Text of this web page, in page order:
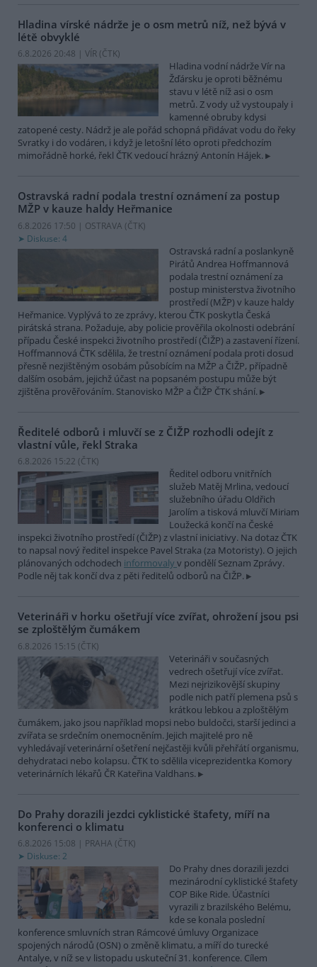
Hladina vírské nádrže je o osm metrů níž, než bývá v
létě obvyklé
6.8.2026 20:48 | VÍR (ČTK)
Hladina vodní nádrže Vír na
Žďársku je oproti běžnému
stavu v létě níž asi o osm
metrů. Z vody už vystoupaly i
kamenné obruby kdysi
zatopené cesty. Nádrž je ale pořád schopná přidávat vodu do řeky
Svratky i do vodáren, i když je letošní léto oproti předchozím
mimořádně horké, řekl ČTK vedoucí hrázný Antonín Hájek.
Ostravská radní podala trestní oznámení za postup
MŽP v kauze haldy Heřmanice
6.8.2026 17:50 | OSTRAVA (ČTK)
Diskuse: 4
Ostravská radní a poslankyně
Pirátů Andrea Hoffmannová
podala trestní oznámení za
postup ministerstva životního
prostředí (MŽP) v kauze haldy
Heřmanice. Vyplývá to ze zprávy, kterou ČTK poskytla Česká
pirátská strana. Požaduje, aby policie prověřila okolnosti odebrání
případu České inspekci životního prostředí (ČIŽP) a zastavení řízení.
Hoffmannová ČTK sdělila, že trestní oznámení podala proti dosud
přesně nezjištěným osobám působícím na MŽP a ČIŽP, případně
dalším osobám, jejichž účast na popsaném postupu může být
zjištěna prověřováním. Stanovisko MŽP a ČIŽP ČTK shání.
Ředitelé odborů i mluvčí se z ČIŽP rozhodli odejít z
vlastní vůle, řekl Straka
6.8.2026 15:22 (ČTK)
Ředitel odboru vnitřních
služeb Matěj Mrlina, vedoucí
služebního úřadu Oldřich
Jarolím a tisková mluvčí Miriam
Loužecká končí na České
inspekci životního prostředí (ČIŽP) z vlastní iniciativy. Na dotaz ČTK
to napsal nový ředitel inspekce Pavel Straka (za Motoristy). O jejich
plánovaných odchodech informovaly v pondělí Seznam Zprávy.
Podle něj tak končí dva z pěti ředitelů odborů na ČIŽP.
Veterináři v horku ošetřují více zvířat, ohrožení jsou psi
se zploštělým čumákem
6.8.2026 15:15 (ČTK)
Veterináři v současných
vedrech ošetřují více zvířat.
Mezi nejrizikovější skupiny
podle nich patří plemena psů s
krátkou lebkou a zploštělým
čumákem, jako jsou například mopsi nebo buldočci, starší jedinci a
zvířata se srdečním onemocněním. Jejich majitelé pro ně
vyhledávají veterinární ošetření nejčastěji kvůli přehřátí organismu,
dehydrataci nebo kolapsu. ČTK to sdělila viceprezidentka Komory
veterinárních lékařů ČR Kateřina Valdhans.
Do Prahy dorazili jezdci cyklistické štafety, míří na
konferenci o klimatu
6.8.2026 15:08 | PRAHA (ČTK)
Diskuse: 2
Do Prahy dnes dorazili jezdci
mezinárodní cyklistické štafety
COP Bike Ride. Účastníci
vyrazili z brazilského Belému,
kde se konala poslední
konference smluvních stran Rámcové úmluvy Organizace
spojených národů (OSN) o změně klimatu, a míří do turecké
Antalye, v níž se v listopadu uskuteční 31. konference. Cílem